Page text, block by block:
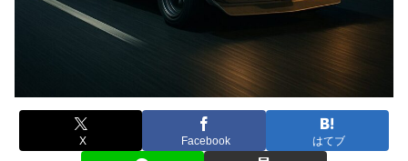
X Facebook はてブ